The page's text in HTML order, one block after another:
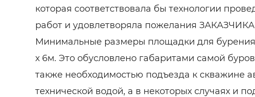
которая соответствовала бы технологии
работ и удовлетворяла пожелания
Минимальные размеры площадки для
х 6м. Это обусловлено габаритами самой
также необходимостью подъезда к скважине
технической водой, а в некоторых случаях и